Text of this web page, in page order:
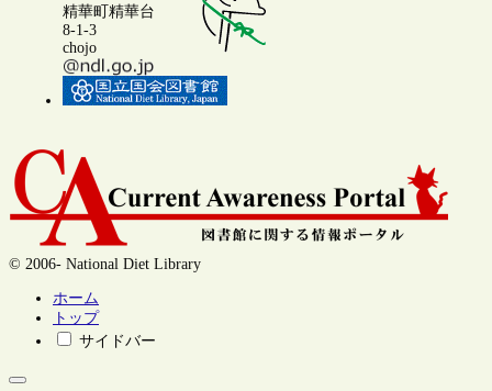
精華町精華台
8-1-3
chojo
© 2006- National Diet Library
ホーム
トップ
サイドバー